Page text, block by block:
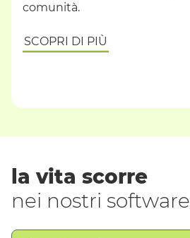
comunità.
SCOPRI DI PIÙ
la vita scorre
nei nostri software